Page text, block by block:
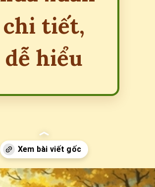
chi tiết,
dễ hiểu
https://erci.edu.vn/tra-loi-cau-hoi-bai-dong-dao-mua-xuan